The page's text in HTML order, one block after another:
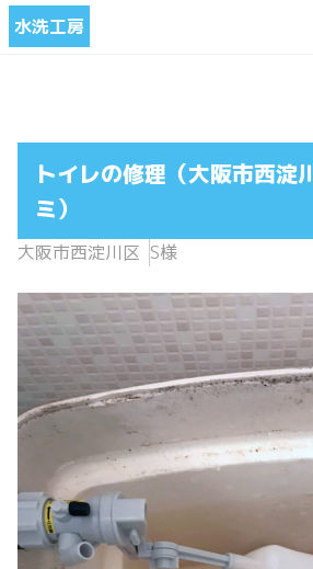
水洗工房
トイレの修理（大阪市西淀
ミ）
大阪市西淀川区 S様